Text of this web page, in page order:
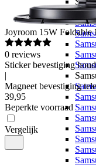
Joyroom 15W Foldable
0 reviews
Sticker bevestiging
|
Magneet bevestiging
39,95
Beperkte voorraad
Vergelijk